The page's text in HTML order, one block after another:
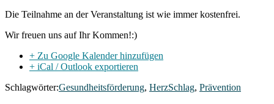
Die Teilnahme an der Veranstaltung ist wie immer kostenfrei.
Wir freuen uns auf Ihr Kommen!:)
+ Zu Google Kalender hinzufügen
+ iCal / Outlook exportieren
Schlagwörter:Gesundheitsförderung, HerzSchlag, Prävention